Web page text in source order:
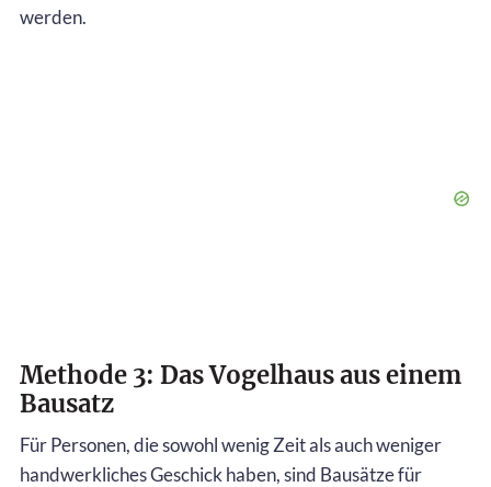
werden.
Methode 3: Das Vogelhaus aus einem
Bausatz
Für Personen, die sowohl wenig Zeit als auch weniger
handwerkliches Geschick haben, sind Bausätze für